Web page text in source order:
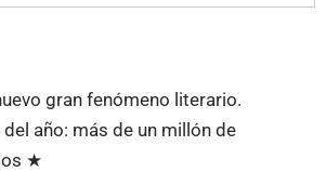
gran fenómeno literario.
año: más de un millón de
★